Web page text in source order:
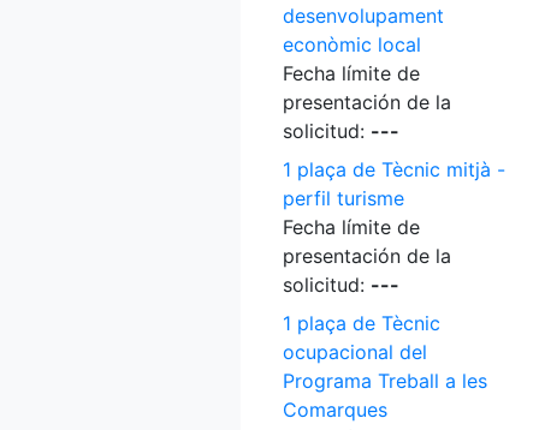
desenvolupament
econòmic local
Fecha límite de
presentación de la
solicitud: ---
1 plaça de Tècnic mitjà -
perfil turisme
Fecha límite de
presentación de la
solicitud: ---
1 plaça de Tècnic
ocupacional del
Programa Treball a les
Comarques